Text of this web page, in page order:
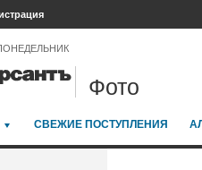
Фото
СВЕЖИЕ ПОСТУПЛЕНИЯ